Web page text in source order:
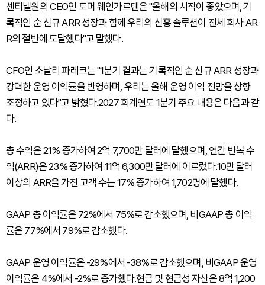
센티넬원의 CEO인 토머 웨인가르텐은 "올해의 시작이 좋았으며, 기
록적인 순 신규 ARR 성장과 함께 우리의 신흥 솔루션이 전체 회사 AR
R의 절반에 도달했다"고 말했다.
CFO인 소날리 파레크는 "1분기 결과는 기록적인 순 신규 ARR 성장과
강력한 운영 이익률을 반영하며, 우리는 올해 운영 이익 전망을 상향
조정하고 있다"고 밝혔다.2027 회계연도 1분기 주요 내용은 다음과 같
다.
총 수익은 21% 증가하여 2억 7,700만 달러에 달했으며, 연간 반복 수
익(ARR)은 23% 증가하여 11억 6,300만 달러에 이르렀다.10만 달러
이상의 ARR을 가진 고객 수는 17% 증가하여 1,702명에 달했다.
GAAP 총 이익률은 72%에서 75%로 감소했으며, 비GAAP 총 이익
률은 77%에서 79%로 감소했다.
GAAP 운영 이익률은 -29%에서 -38%로 감소했으며, 비GAAP 운영
이익률은 4%에서 -2%로 증가했다.현금 및 현금성 자산은 8억 1,200